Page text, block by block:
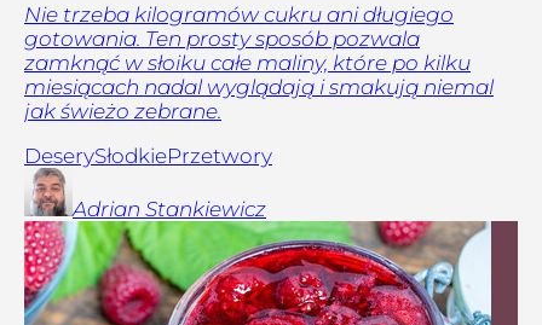
Nie trzeba kilogramów cukru ani długiego
gotowania. Ten prosty sposób pozwala
zamknąć w słoiku całe maliny, które po kilku
miesiącach nadal wyglądają i smakują niemal
jak świeżo zebrane.
DeserySłodkiePrzetwory
Adrian Stankiewicz